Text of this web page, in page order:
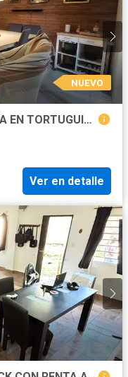
NUEVO
CASA DE 5 AMBIENTES EN VENTA EN TORTUGUITAS
Ver en detalle